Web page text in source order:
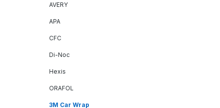
AVERY
APA
CFC
Di-Noc
Hexis
ORAFOL
3M Car Wrap